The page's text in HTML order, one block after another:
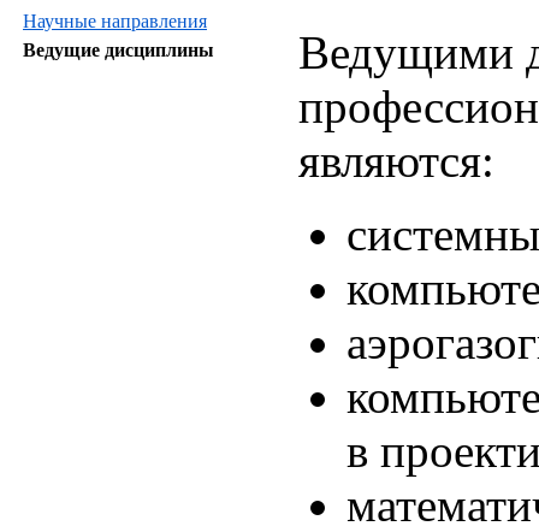
Научные направления
Ведущие дисциплины
Ведущими
являются:
в